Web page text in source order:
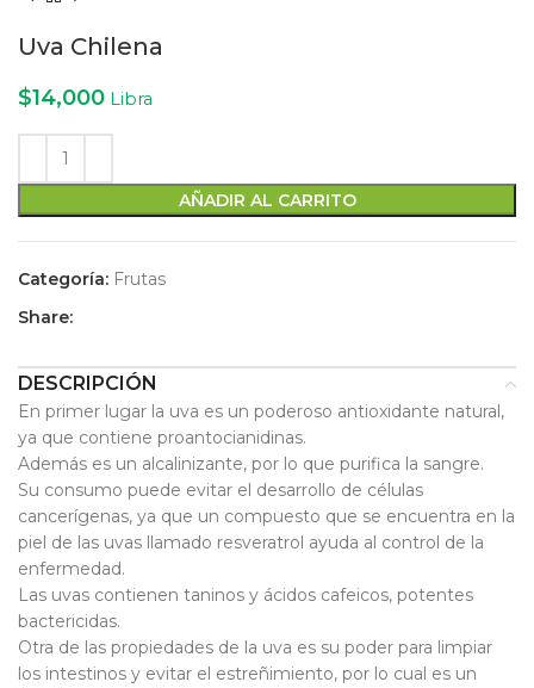
Uva Chilena
$14,000 Libra
AÑADIR AL CARRITO
Categoría: Frutas
Share:
DESCRIPCIÓN
En primer lugar la uva es un poderoso antioxidante natural,
ya que contiene proantocianidinas.
Además es un alcalinizante, por lo que purifica la sangre.
Su consumo puede evitar el desarrollo de células
cancerígenas, ya que un compuesto que se encuentra en la
piel de las uvas llamado resveratrol ayuda al control de la
enfermedad.
Las uvas contienen taninos y ácidos cafeicos, potentes
bactericidas.
Otra de las propiedades de la uva es su poder para limpiar
los intestinos y evitar el estreñimiento, por lo cual es un